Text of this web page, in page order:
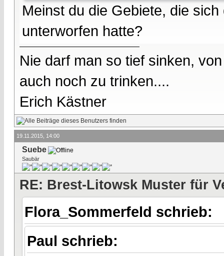
Meinst du die Gebiete, die
unterworfen hatte?
Nie darf man so tief sinken,
auch noch zu trinken....
Erich Kästner
19.11.2015, 14:00
Suebe
Saubär
RE: Brest-Litowsk Muster für
Flora_Sommerfeld schrieb:
Paul schrieb: